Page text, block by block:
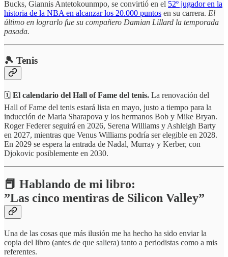
Bucks, Giannis Antetokounmpo, se convirtió en el 52º jugador en la
historia de la NBA en alcanzar los 20.000 puntos en su carrera. El
último en lograrlo fue su compañero Damian Lillard la temporada
pasada.
🎾 Tenis
🗓️ El calendario del Hall of Fame del tenis. La renovación del
Hall of Fame del tenis estará lista en mayo, justo a tiempo para la
inducción de Maria Sharapova y los hermanos Bob y Mike Bryan.
Roger Federer seguirá en 2026, Serena Williams y Ashleigh Barty
en 2027, mientras que Venus Williams podría ser elegible en 2028.
En 2029 se espera la entrada de Nadal, Murray y Kerber, con
Djokovic posiblemente en 2030.
📕 Hablando de mi libro:
”Las cinco mentiras de Silicon Valley”
Una de las cosas que más ilusión me ha hecho ha sido enviar la
copia del libro (antes de que saliera) tanto a periodistas como a mis
referentes.